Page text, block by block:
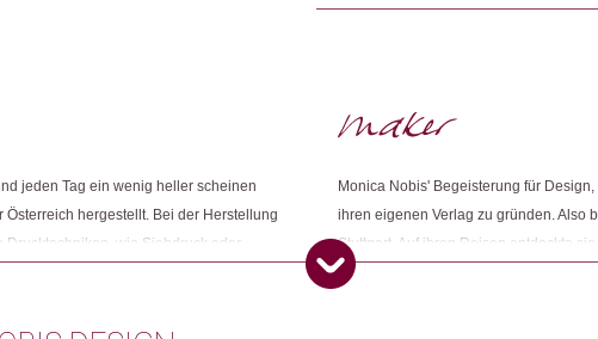
jeden Tag ein wenig heller scheinen
hergestellt. Bei der Herstellung
wie Siebdruck oder
Monica Nobis' Begeisterung für
ihren eigenen Verlag zu gründen. Also
Stuttgart. Auf ihren Reisen entdeckte
nur kreative Designer, sondern auch